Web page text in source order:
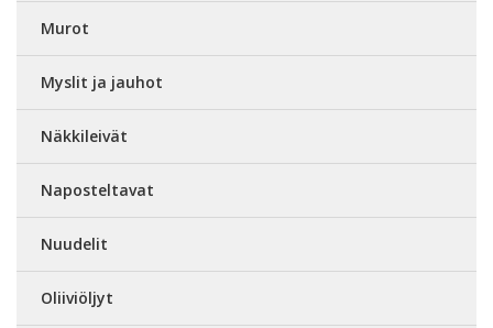
Murot
Myslit ja jauhot
Näkkileivät
Naposteltavat
Nuudelit
Oliiviöljyt